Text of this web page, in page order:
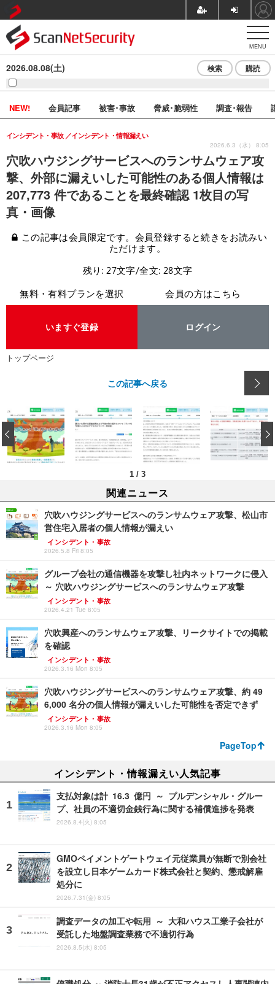
MENU
2026.08.08(土) 検索 購読
NEW! 会員記事 被害･事故 脅威･脆弱性 調査･報告
穴吹ハウジングサービスへのランサムウェア攻
撃、外部に漏えいした可能性のある個人情報は
207,773 件であることを最終確認 1枚目の写
真・画像
インシデント・事故 インシデント・情報漏えい
2026.6.3（水） 8:05
この記事は会員限定です。会員登録すると続きをお読みい
ただけます。
残り: 27文字/全文: 28文字
無料・有料プランを選択
いますぐ登録
会員の方はこちら
ログイン
トップページ
この記事へ戻る
1 / 3
‹
関連ニュース
穴吹ハウジングサービスへのランサムウェア攻撃、松山市
営住宅入居者の個人情報が漏えい
インシデント・事故
2026.5.8 Fri 8:05
グループ会社の通信機器を攻撃し社内ネットワークに侵入
～ 穴吹ハウジングサービスへのランサムウェア攻撃
インシデント・事故
2026.4.21 Tue 8:05
穴吹興産へのランサムウェア攻撃、リークサイトでの掲載
を確認
インシデント・事故
2026.3.16 Mon 8:05
穴吹ハウジングサービスへのランサムウェア攻撃、約 49
6,000 名分の個人情報が漏えいした可能性を否定できず
インシデント・事故
2026.3.16 Mon 8:05
PageTop
インシデント・情報漏えい人気記事
支払対象は計 16.3 億円 ～ プルデンシャル・グルー
プ、社員の不適切金銭行為に関する補償進捗を発表
2026.8.4(火) 8:05
GMOペイメントゲートウェイ元従業員が無断で別会社
を設立し日本ゲームカード株式会社と契約、懲戒解雇
処分に
2026.7.31(金) 8:05
調査データの加工や転用 ～ 大和ハウス工業子会社が
受託した地盤調査業務で不適切行為
2026.8.5(水) 8:05